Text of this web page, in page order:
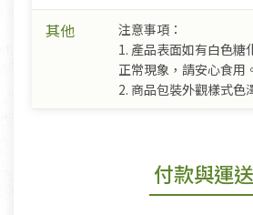
其他
注意事項：
1. 產品表面如有白色糖
正常現象，請安心食用。
2. 商品包裝外觀樣式色
付款與運送